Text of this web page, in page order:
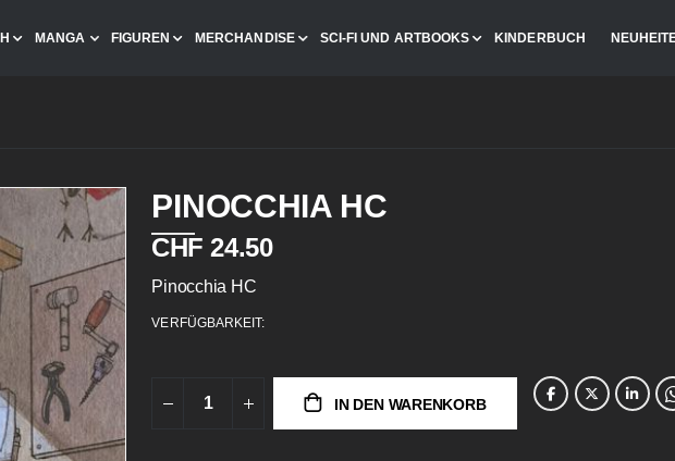
MANGA FIGUREN MERCHANDISE SCI-FI UND ARTBOOKS KINDERBUCH
PINOCCHIA HC
CHF 24.50
Pinocchia HC
VERFÜGBARKEIT:
IN DEN WARENKORB